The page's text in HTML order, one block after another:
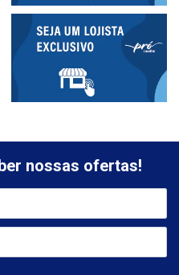
nossas ofertas!